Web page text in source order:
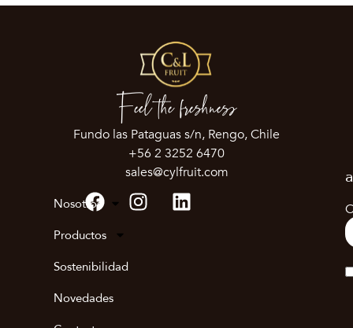
Feel the freshness
Fundo las Pataguas s/n, Rengo, Chile
+56 2 3252 6470
sales@cylfruit.com
Nosotros
Productos
Sostenibilidad
Novedades